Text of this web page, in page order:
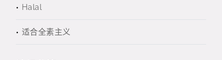
Halal
适合全素主义